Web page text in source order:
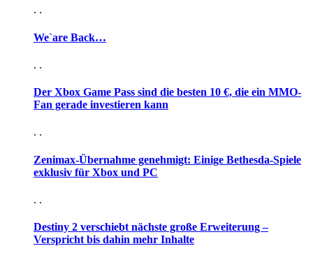
. .
We`are Back…
. .
Der Xbox Game Pass sind die besten 10 €, die ein MMO-
Fan gerade investieren kann
. .
Zenimax-Übernahme genehmigt: Einige Bethesda-Spiele
exklusiv für Xbox und PC
. .
Destiny 2 verschiebt nächste große Erweiterung –
Verspricht bis dahin mehr Inhalte